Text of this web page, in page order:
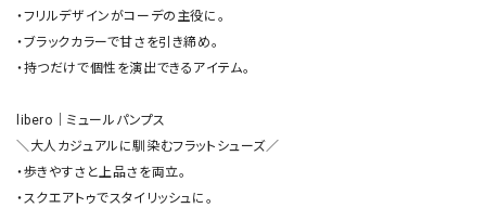
・フリルデザインがコーデの主役に。
・ブラックカラーで甘さを引き締め。
・持つだけで個性を演出できるアイテム。
libero｜ミュールパンプス
＼大人カジュアルに馴染むフラットシューズ／
・歩きやすさと上品さを両立。
・スクエアトゥでスタイリッシュに。